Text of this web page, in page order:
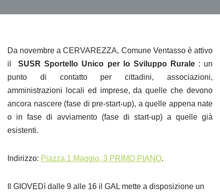
Da novembre a CERVAREZZA, Comune Ventasso è attivo
ilSUSR Sportello Unico per lo Sviluppo Rurale: un
punto di contatto per cittadini, associazioni,
amministrazioni locali ed imprese, da quelle che devono
ancora nascere (fase di pre-start-up), a quelle appena nate
o in fase di avviamento (fase di start-up) a quelle già
esistenti.
Indirizzo: Piazza 1 Maggio, 3 PRIMO PIANO.
Il GIOVEDì dalle 9 alle 16 il GAL mette a disposizione un